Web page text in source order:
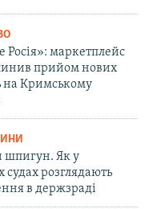
Росія»: маркетплейс
прийом нових
на Кримському
шпигун. Як у
судах розглядають
в держзраді